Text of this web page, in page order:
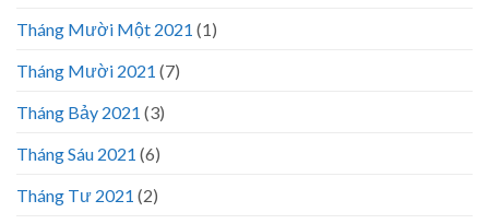
Tháng Mười Một 2021 (1)
Tháng Mười 2021 (7)
Tháng Bảy 2021 (3)
Tháng Sáu 2021 (6)
Tháng Tư 2021 (2)